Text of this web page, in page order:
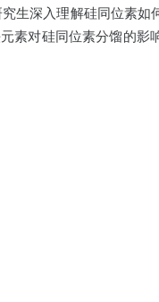
生深入理解硅同位素
素对硅同位素分馏的影